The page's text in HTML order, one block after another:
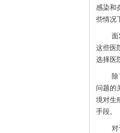
感染和
些情况
面
这些医
选择医
问题的
境对生
手段。